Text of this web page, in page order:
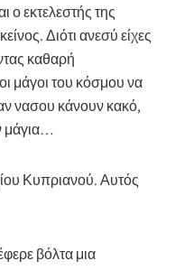
ο εκτελεστής της
Διότι ανεσύ είχες
καθαρή
μάγοι του κόσμου να
νασου κάνουν κακό,
μάγια…
Κυπριανού. Αυτός
βόλτα μια